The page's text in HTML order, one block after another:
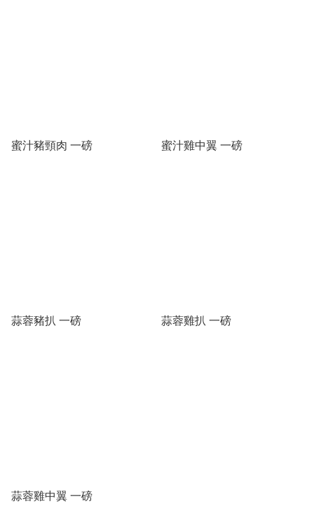
蜜汁豬頸肉 一磅 蜜汁雞中翼 一磅
蒜蓉豬扒 一磅 蒜蓉雞扒 一磅
蒜蓉雞中翼 一磅